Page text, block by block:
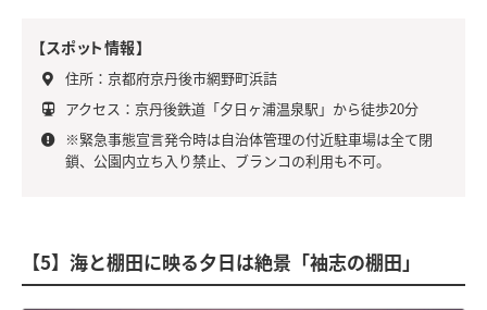
【スポット情報】
住所：京都府京丹後市網野町浜詰
アクセス：京丹後鉄道「夕日ヶ浦温泉駅」から徒歩20分
※緊急事態宣言発令時は自治体管理の付近駐車場は全て閉
鎖、公園内立ち入り禁止、ブランコの利用も不可。
【5】海と棚田に映る夕日は絶景「袖志の棚田」